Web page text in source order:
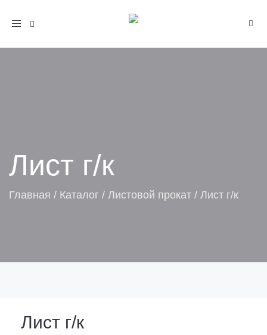
Toggle
Лист г/к
Главная / Каталог / Листовой прокат / Лист г/к
Лист г/к